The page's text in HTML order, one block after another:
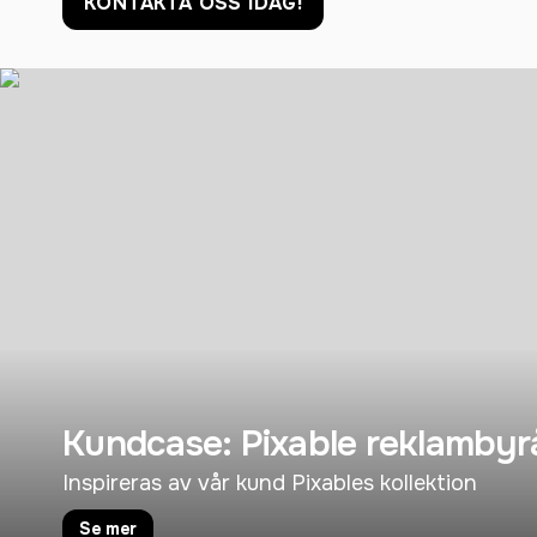
Kundcase: Pixable
Inspireras av vår kund Pixables kollektion
Se mer